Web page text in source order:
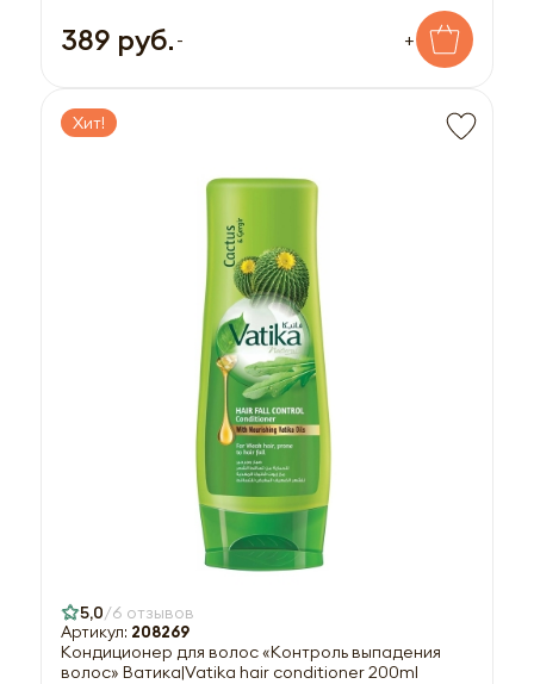
389 руб. - +
Хит!
5,0 6 отзывов
Артикул: 208269
Кондиционер для волос «Контроль выпадения
волос» Ватика|Vatika hair conditioner 200ml